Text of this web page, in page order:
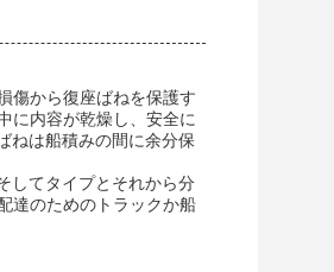
傷から復座ばねを保護す
に内容が乾燥し、安全に
ねは船積みの間に余分保
してタイプとそれから分
達のためのトラックか船